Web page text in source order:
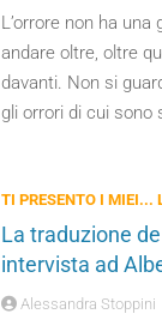
L’orrore non ha
andare oltre, oltre
davanti. Non si
gli orrori di cui
TI PRESENTO I MIEI...
La traduzione
intervista ad
Alessandra Stoppini